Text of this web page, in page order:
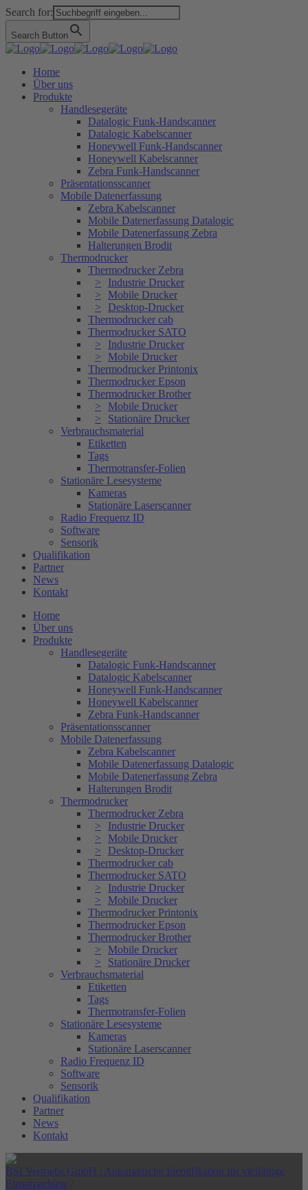
Search for:
Search Button
Home
Über uns
Produkte
Handlesegeräte
Datalogic Funk-Handscanner
Datalogic Kabelscanner
Honeywell Funk-Handscanner
Honeywell Kabelscanner
Zebra Funk-Handscanner
Präsentationsscanner
Mobile Datenerfassung
Zebra Kabelscanner
Mobile Datenerfassung Datalogic
Mobile Datenerfassung Zebra
Halterungen Brodit
Thermodrucker
Thermodrucker Zebra
Industrie Drucker
Mobile Drucker
Desktop-Drucker
Thermodrucker cab
Thermodrucker SATO
Industrie Drucker
Mobile Drucker
Thermodrucker Printonix
Thermodrucker Epson
Thermodrucker Brother
Mobile Drucker
Stationäre Drucker
Verbrauchsmaterial
Etiketten
Tags
Thermotransfer-Folien
Stationäre Lesesysteme
Kameras
Stationäre Laserscanner
Radio Frequenz ID
Software
Sensorik
Qualifikation
Partner
News
Kontakt
Home
Über uns
Produkte
Handlesegeräte
Datalogic Funk-Handscanner
Datalogic Kabelscanner
Honeywell Funk-Handscanner
Honeywell Kabelscanner
Zebra Funk-Handscanner
Präsentationsscanner
Mobile Datenerfassung
Zebra Kabelscanner
Mobile Datenerfassung Datalogic
Mobile Datenerfassung Zebra
Halterungen Brodit
Thermodrucker
Thermodrucker Zebra
Industrie Drucker
Mobile Drucker
Desktop-Drucker
Thermodrucker cab
Thermodrucker SATO
Industrie Drucker
Mobile Drucker
Thermodrucker Printonix
Thermodrucker Epson
Thermodrucker Brother
Mobile Drucker
Stationäre Drucker
Verbrauchsmaterial
Etiketten
Tags
Thermotransfer-Folien
Stationäre Lesesysteme
Kameras
Stationäre Laserscanner
Radio Frequenz ID
Software
Sensorik
Qualifikation
Partner
News
Kontakt
BSI Vertriebs GmbH | Automatische Identifikation für vielfältige
Einsatzgebiete